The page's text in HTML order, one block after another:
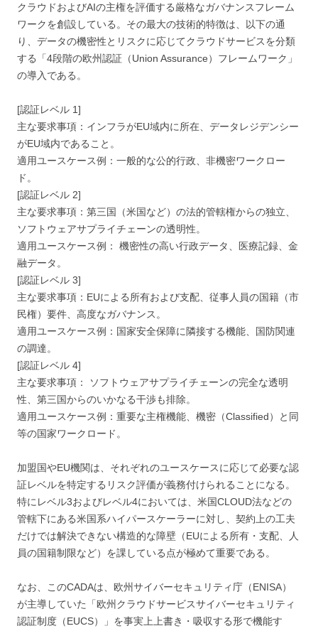
クラウドおよびAIの主権を評価する厳格なガバナンスフレーム
ワークを創設している。その最大の技術的特徴は、以下の通
り、データの機密性とリスクに応じてクラウドサービスを分類
する「4段階の欧州認証（Union Assurance）フレームワーク」
の導入である。
[認証レベル 1]
主な要求事項：インフラがEU域内に所在、データレジデンシー
がEU域内であること。
適用ユースケース例：一般的な公的行政、非機密ワークロー
ド。
[認証レベル 2]
主な要求事項：第三国（米国など）の法的管轄権からの独立、
ソフトウェアサプライチェーンの透明性。
適用ユースケース例： 機密性の高い行政データ、医療記録、金
融データ。
[認証レベル 3]
主な要求事項：EUによる所有および支配、従事人員の国籍（市
民権）要件、高度なガバナンス。
適用ユースケース例：国家安全保障に隣接する機能、国防関連
の調達。
[認証レベル 4]
主な要求事項： ソフトウェアサプライチェーンの完全な透明
性、第三国からのいかなる干渉も排除。
適用ユースケース例：重要な主権機能、機密（Classified）と同
等の国家ワークロード。
加盟国やEU機関は、それぞれのユースケースに応じて必要な認
証レベルを特定するリスク評価が義務付けられることになる。
特にレベル3およびレベル4においては、米国CLOUD法などの
管轄下にある米国系ハイパースケーラーに対し、契約上の工夫
だけでは解決できない構造的な障壁（EUによる所有・支配、人
員の国籍制限など）を課している点が極めて重要である。
なお、このCADAは、欧州サイバーセキュリティ庁（ENISA）
が主導していた「欧州クラウドサービスサイバーセキュリティ
認証制度（EUCS）」を事実上上書き・吸収する形で機能す